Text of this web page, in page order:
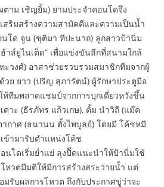
ตาม เชิญยิ้ม) ยามประจำคอนโดจึง
สริมสร้างความสามัคคีและความเป็นน้ำ
โด จูน (ชุติมา ทีปะนาถ) ลูกสาวป้านิ่ม
าส์ยูไนเต็ด” เพื่อแข่งขันลีกที่สนามใกล้
ะวงศ์) อาสาช่วยรวบรวมสมาชิกทีมจากผู้
วย ยาว (ปริญ สุภารัตน์) ผู้รักษาประตูมือ
ห้ทีมพลาดแชมป์จากการบุกเดี่ยวหวังขึ้น
ดาะ (ธีรภัทร แก้วเกษ), ตั้ม นำวิถี (แม๊ค
กาศ (ธนานน ตั้งไพบูลย์) โดยมี โค้ชหมี
ข้ามารับตำแหน่งโค้ช
นโดเริ่มย่ำแย่ ลุงปื๊ดแนะนำให้ป้านิ่มใช้
หวตมีมติให้มีการสร้างสระว่ายน้ำ แต่
มรับผลการโหวต ถึงกับประกาศขู่ว่าจะ